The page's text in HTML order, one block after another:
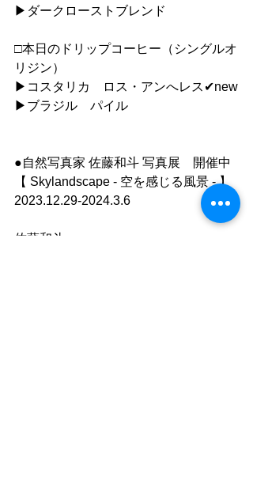
▶︎ダークローストブレンド
□本日のドリップコーヒー（シングルオ
リジン）
▶︎コスタリカ　ロス・アンへレス✔︎new
▶︎ブラジル　パイル
●自然写真家 佐藤和斗 写真展　開催中
【 Skylandscape - 空を感じる風景 - 】
2023.12.29-2024.3.6
佐藤和斗